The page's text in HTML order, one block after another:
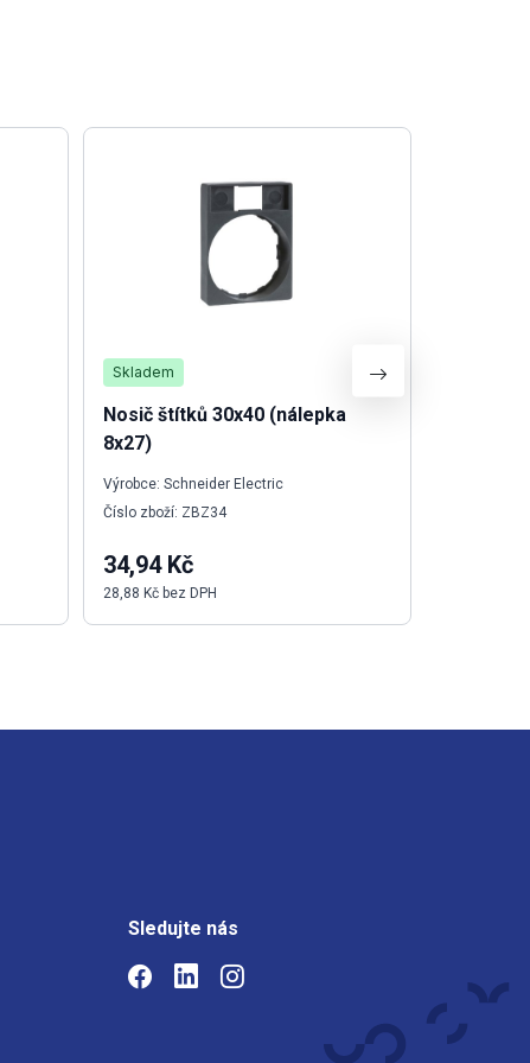
Skladem
Nosič štítků 30x40 (nálepka
8x27)
Výrobce: Schneider Electric
Číslo zboží: ZBZ34
34,94 Kč
28,88 Kč bez DPH
Sledujte nás